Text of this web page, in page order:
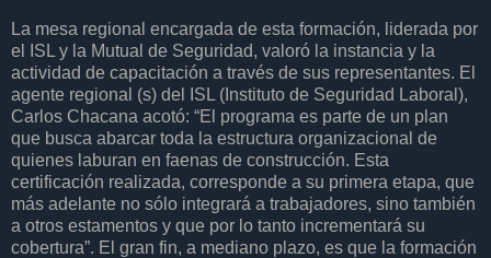
La mesa regional encargada de esta formación, liderada por
el ISL y la Mutual de Seguridad, valoró la instancia y la
actividad de capacitación a través de sus representantes. El
agente regional (s) del ISL (Instituto de Seguridad Laboral),
Carlos Chacana acotó: “El programa es parte de un plan
que busca abarcar toda la estructura organizacional de
quienes laburan en faenas de construcción. Esta
certificación realizada, corresponde a su primera etapa, que
más adelante no sólo integrará a trabajadores, sino también
a otros estamentos y que por lo tanto incrementará su
cobertura”. El gran fin, a mediano plazo, es que la formación